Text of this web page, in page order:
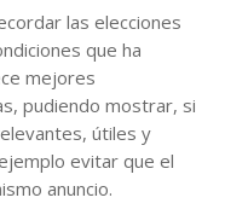
las elecciones
que ha
mejores
pudiendo mostrar, si
útiles y
evitar que el
anuncio.